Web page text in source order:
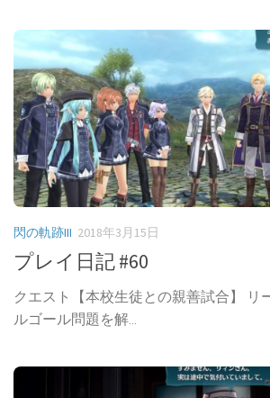
閃の軌跡III 2018年3月15日
プレイ日記 #60
クエスト【本校生徒との親善試合】 リ
ルゴール問題を解...